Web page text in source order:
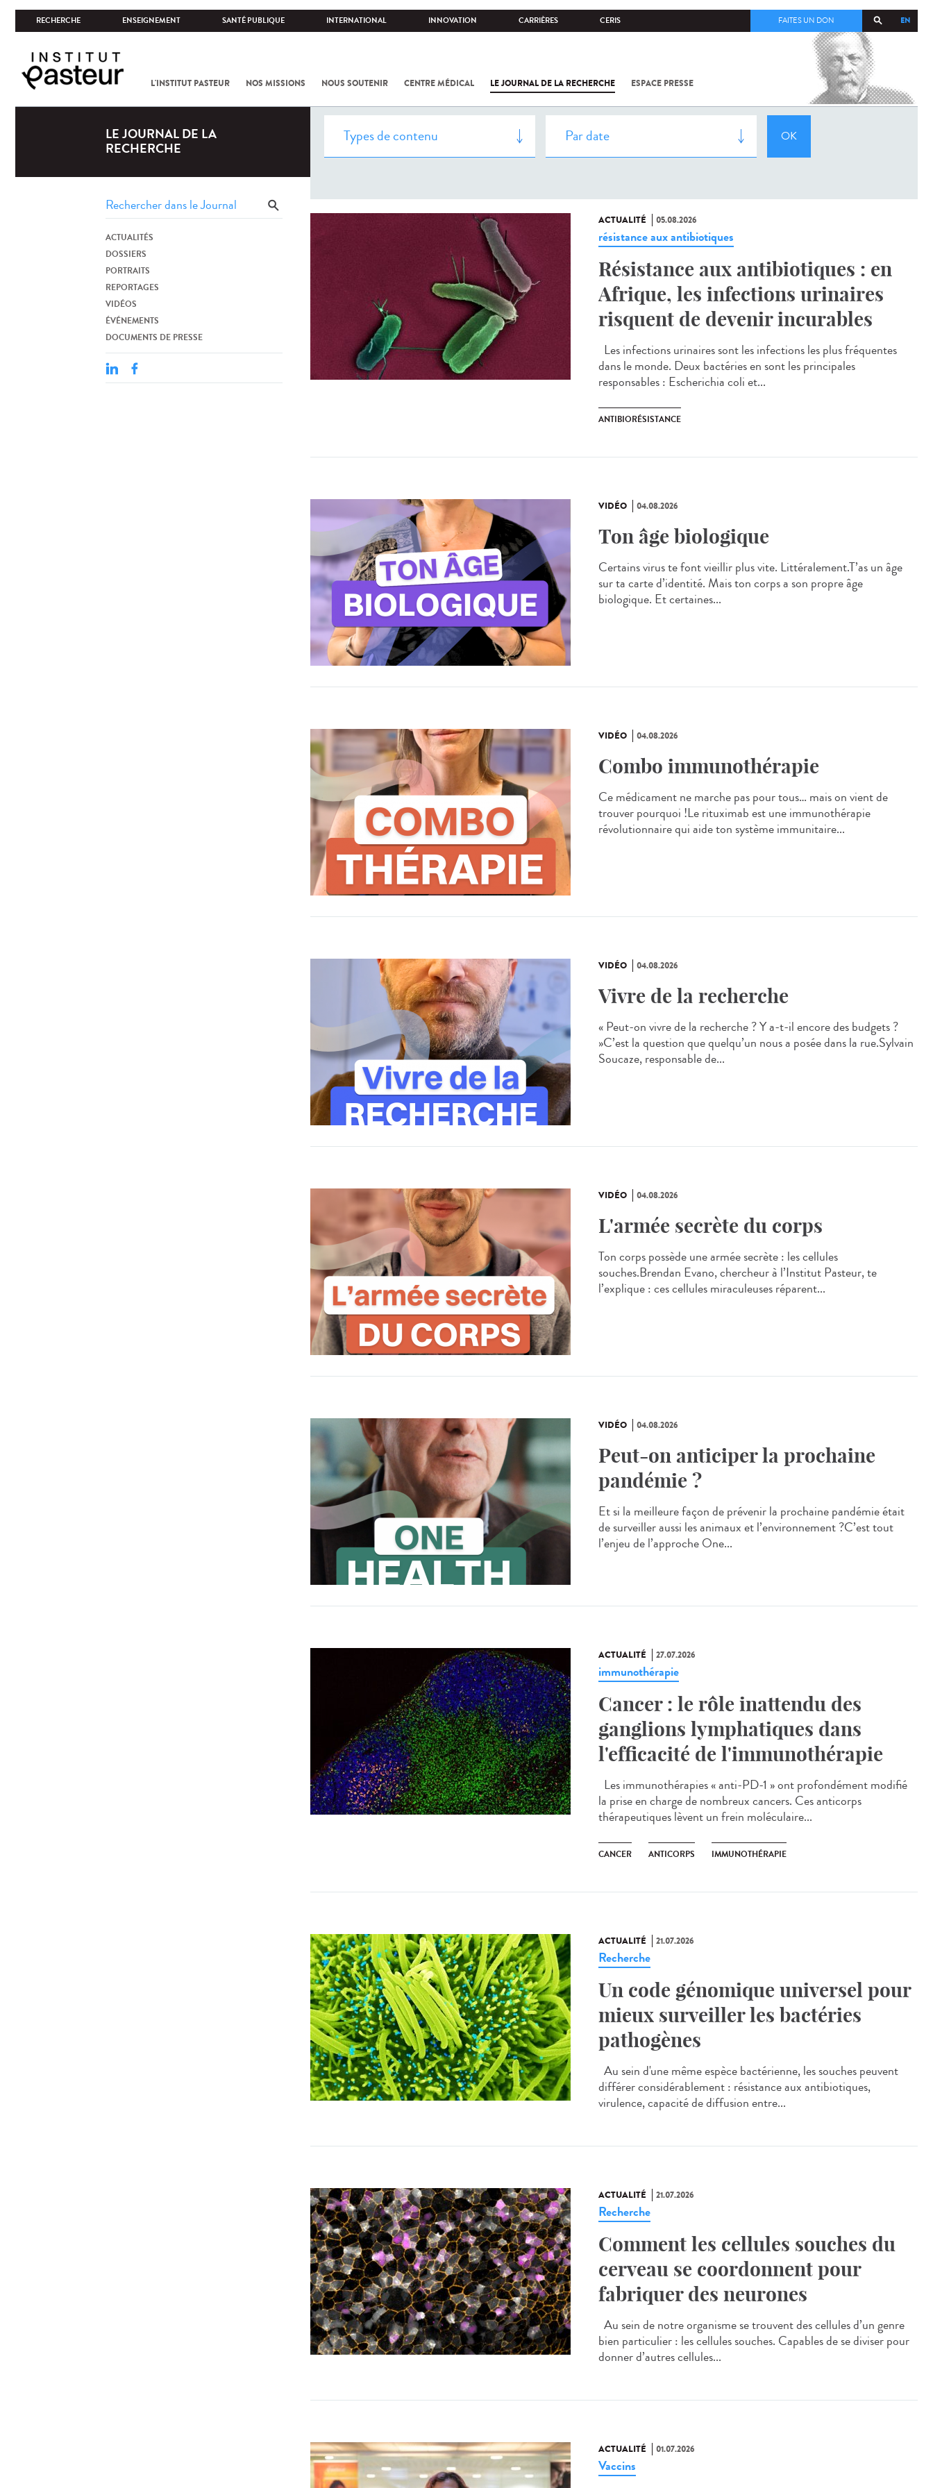
RECHERCHE ENSEIGNEMENT SANTÉ PUBLIQUE INTERNATIONAL INNOVATION CARRIÈRES CERIS EN
FAITES UN DON
L'INSTITUT PASTEUR NOS MISSIONS NOUS SOUTENIR CENTRE MÉDICAL LE JOURNAL DE LA RECHERCHE ESPACE PRESSE
COV-2 /
L'INSTITUT
PASTEUR
LE JOURNAL DE LA
RECHERCHE
ACTUALITÉS
DOSSIERS
PORTRAITS
REPORTAGES
VIDÉOS
ÉVÉNEMENTS
DOCUMENTS DE PRESSE
ACTUALITÉ 05.08.2026
résistance aux antibiotiques
Résistance aux antibiotiques : en
Afrique, les infections urinaires
risquent de devenir incurables
Les infections urinaires sont les infections les plus fréquentes
dans le monde. Deux bactéries en sont les principales
responsables : Escherichia coli et...
ANTIBIORÉSISTANCE
VIDÉO 04.08.2026
Ton âge biologique
Certains virus te font vieillir plus vite. Littéralement.T’as un âge
sur ta carte d’identité. Mais ton corps a son propre âge
biologique. Et certaines...
VIDÉO 04.08.2026
Combo immunothérapie
Ce médicament ne marche pas pour tous… mais on vient de
trouver pourquoi !Le rituximab est une immunothérapie
révolutionnaire qui aide ton système immunitaire...
VIDÉO 04.08.2026
Vivre de la recherche
« Peut-on vivre de la recherche ? Y a-t-il encore des budgets ?
»C’est la question que quelqu’un nous a posée dans la rue.Sylvain
Soucaze, responsable de...
VIDÉO 04.08.2026
L'armée secrète du corps
Ton corps possède une armée secrète : les cellules
souches.Brendan Evano, chercheur à l’Institut Pasteur, te
l’explique : ces cellules miraculeuses réparent...
VIDÉO 04.08.2026
Peut-on anticiper la prochaine
pandémie ?
Et si la meilleure façon de prévenir la prochaine pandémie était
de surveiller aussi les animaux et l’environnement ?C’est tout
l’enjeu de l’approche One...
ACTUALITÉ 27.07.2026
immunothérapie
Cancer : le rôle inattendu des
ganglions lymphatiques dans
l'efficacité de l'immunothérapie
Les immunothérapies « anti-PD-1 » ont profondément modifié
la prise en charge de nombreux cancers. Ces anticorps
thérapeutiques lèvent un frein moléculaire...
CANCER ANTICORPS IMMUNOTHÉRAPIE
ACTUALITÉ 21.07.2026
Recherche
Un code génomique universel pour
mieux surveiller les bactéries
pathogènes
Au sein d'une même espèce bactérienne, les souches peuvent
différer considérablement : résistance aux antibiotiques,
virulence, capacité de diffusion entre...
ACTUALITÉ 21.07.2026
Recherche
Comment les cellules souches du
cerveau se coordonnent pour
fabriquer des neurones
Au sein de notre organisme se trouvent des cellules d’un genre
bien particulier : les cellules souches. Capables de se diviser pour
donner d’autres cellules...
ACTUALITÉ 01.07.2026
Vaccins